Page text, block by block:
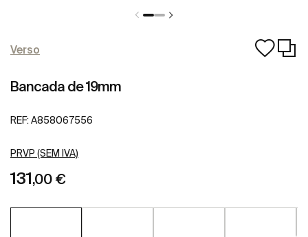
Verso
Bancada de 19mm
REF: A858067556
PRVP (SEM IVA)
131,00 €